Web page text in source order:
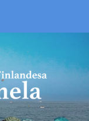
Suomela